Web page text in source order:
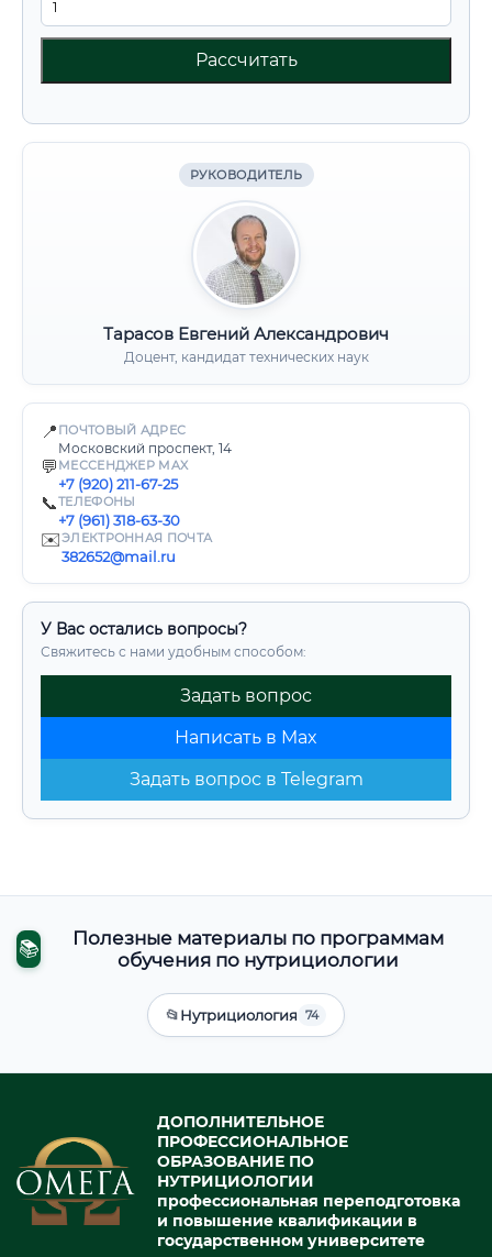
Рассчитать
РУКОВОДИТЕЛЬ
Тарасов Евгений Александрович
Доцент, кандидат технических наук
📍 ПОЧТОВЫЙ АДРЕС
Московский проспект, 14
💬 МЕССЕНДЖЕР MAX
+7 (920) 211-67-25
📞ТЕЛЕФОНЫ
+7 (961) 318-63-30
✉️ЭЛЕКТРОННАЯ ПОЧТА
382652@mail.ru
У Вас остались вопросы?
Свяжитесь с нами удобным способом:
Задать вопрос
Написать в Max
Задать вопрос в Telegram
📚
Полезные материалы по программам
обучения по нутрициологии
📂Нутрициология 74
ДОПОЛНИТЕЛЬНОЕ
ПРОФЕССИОНАЛЬНОЕ
ОБРАЗОВАНИЕ ПО
НУТРИЦИОЛОГИИ
профессиональная переподготовка
и повышение квалификации в
государственном университете